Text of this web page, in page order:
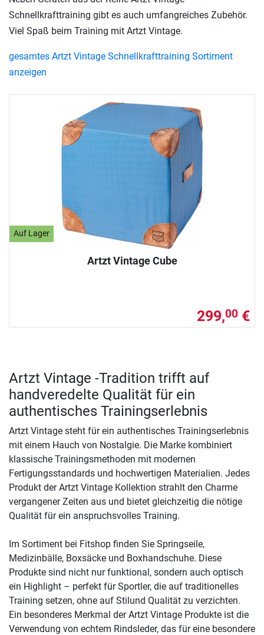
Auf Lager
Artzt Vintage Cube
299,00 €
Schnellkrafttraining gibt es auch umfangreiches Zubehör.
Viel Spaß beim Training mit Artzt Vintage.
gesamtes Artzt Vintage Schnellkrafttraining Sortiment
anzeigen
Artzt Vintage -Tradition trifft auf
handveredelte Qualität für ein
authentisches Trainingserlebnis
Artzt Vintage steht für ein authentisches Trainingserlebnis
mit einem Hauch von Nostalgie. Die Marke kombiniert
klassische Trainingsmethoden mit modernen
Fertigungsstandards und hochwertigen Materialien. Jedes
Produkt der Artzt Vintage Kollektion strahlt den Charme
vergangener Zeiten aus und bietet gleichzeitig die nötige
Qualität für ein anspruchsvolles Training.
Im Sortiment bei Fitshop finden Sie Springseile,
Medizinbälle, Boxsäcke und Boxhandschuhe. Diese
Produkte sind nicht nur funktional, sondern auch optisch
ein Highlight – perfekt für Sportler, die auf traditionelles
Training setzen, ohne auf Stilund Qualität zu verzichten.
Ein besonderes Merkmal der Artzt Vintage Produkte ist die
Verwendung von echtem Rindsleder, das für eine besondere